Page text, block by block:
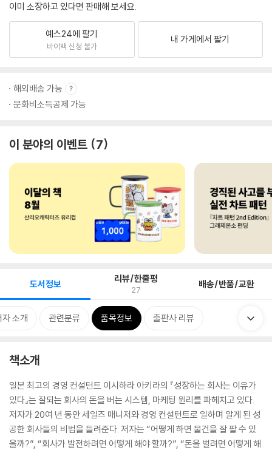
이미 소장하고 있다면 판매해 보세요.
예스24에 팔기
바이백 신청 불가
내 가게에서 팔기
해외배송 가능
문화비소득공제 가능
이 분야의 이벤트 7
도서정보 리뷰/한줄평
27 배송/반품/교환
자 소개 관련분류 품목정보 출판사 리뷰
책소개
일본 최고의 경영 컨설턴트 이시하라 아키라의 『성장하는 회사는 이유가
있다』는 잘되는 회사의 돈을 버는 시스템, 마케팅 원리를 파헤치고 있다.
저자가 20여 년 동안 세일즈 매니저와 경영 컨설턴트로 일하며 알게 된 성
공한 회사들의 비법을 들려준다. 저자는 “어떻게 하면 물건을 잘 팔 수 있
을까?”, “회사가 발전하려면 어떻게 해야 할까?”, “돈을 벌려면 어떻게 해